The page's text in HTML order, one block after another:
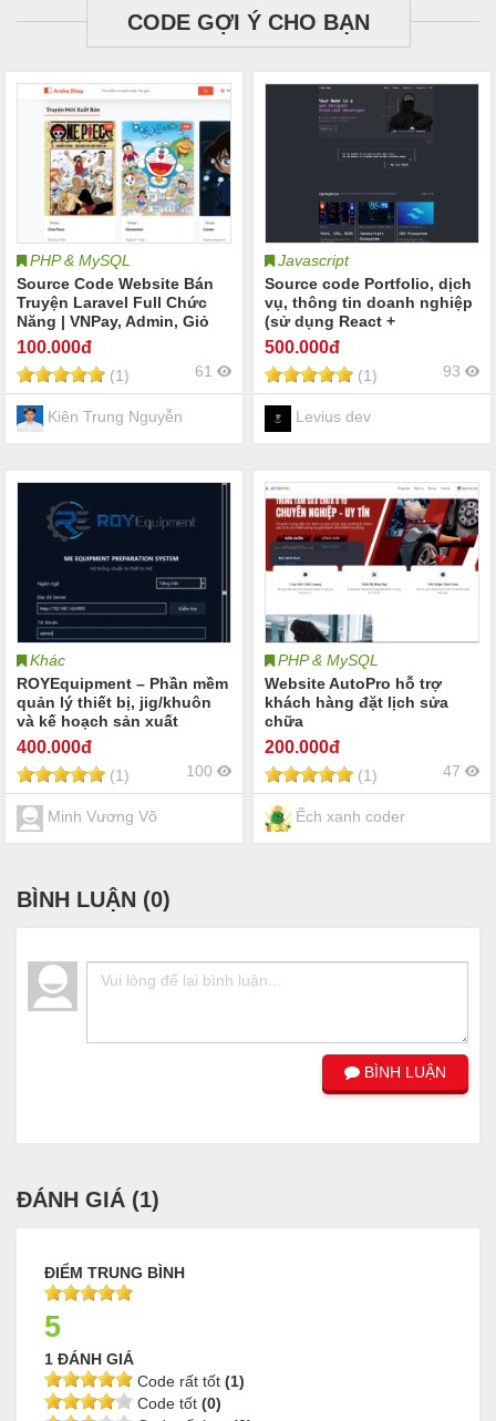
CODE GỢI Ý CHO BẠN
PHP & MySQL
Source Code Website Bán
Truyện Laravel Full Chức
Năng | VNPay, Admin, Giỏ
Hàng
100.000đ
(1) 61
Kiên Trung Nguyễn
Javascript
Source code Portfolio, dịch
vụ, thông tin doanh nghiệp
(sử dụng React +
Typescript, Tailwinds và
Vite boots, motion React)))
500.000đ
(1) 93
Levius dev
Khác
ROYEquipment – Phần mềm
quản lý thiết bị, jig/khuôn
và kế hoạch sản xuất
400.000đ
(1) 100
Minh Vương Võ
PHP & MySQL
Website AutoPro hỗ trợ
khách hàng đặt lịch sửa
chữa
200.000đ
(1) 47
Ếch xanh coder
BÌNH LUẬN (0)
BÌNH LUẬN
ĐÁNH GIÁ (1)
ĐIỂM TRUNG BÌNH
5
1 ĐÁNH GIÁ
Code rất tốt (1)
Code tốt (0)